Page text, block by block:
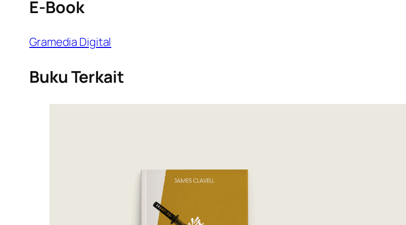
E-Book
Gramedia Digital
Buku Terkait